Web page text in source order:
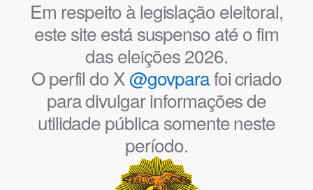
Em respeito à legislação eleitoral,
este site está suspenso até o fim
das eleições 2026.
O perfil do X@govparafoi criado
para divulgar informações de
utilidade pública somente neste
período.